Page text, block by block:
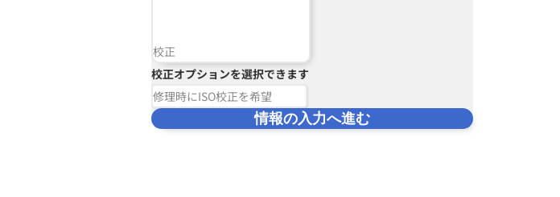
校正
校正オプションを選択できます
修理時にISO校正を希望
情報の入力へ進む